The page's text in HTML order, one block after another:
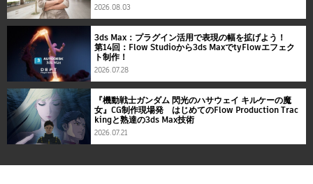
2026.08.03
3ds Max：プラグイン活用で表現の幅を拡げよう！
第14回：Flow Studioから3ds MaxでtyFlowエフェク
ト制作！
2026.07.28
『機動戦士ガンダム 閃光のハサウェイ キルケーの魔
女』CG制作現場発 はじめてのFlow Production Trac
kingと熟達の3ds Max技術
2026.07.21